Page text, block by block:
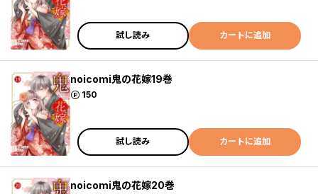
試し読み カートに追加
noicomi鬼の花嫁19巻
150
ポイント
試し読み カートに追加
noicomi鬼の花嫁20巻